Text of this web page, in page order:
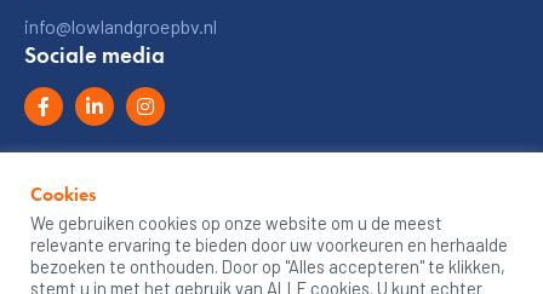
info@lowlandgroepbv.nl
Sociale media
Privacy Policy
Algemene voorwaarden
Cookies
We gebruiken cookies op onze website om u de meest
relevante ervaring te bieden door uw voorkeuren en herhaalde
bezoeken te onthouden. Door op "Alles accepteren" te klikken,
stemt u in met het gebruik van ALLE cookies. U kunt echter